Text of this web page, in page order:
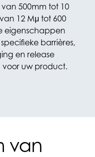
500mm tot 10
12 Mμ tot 600
eigenschappen
barrières,
en release
uw product.
van